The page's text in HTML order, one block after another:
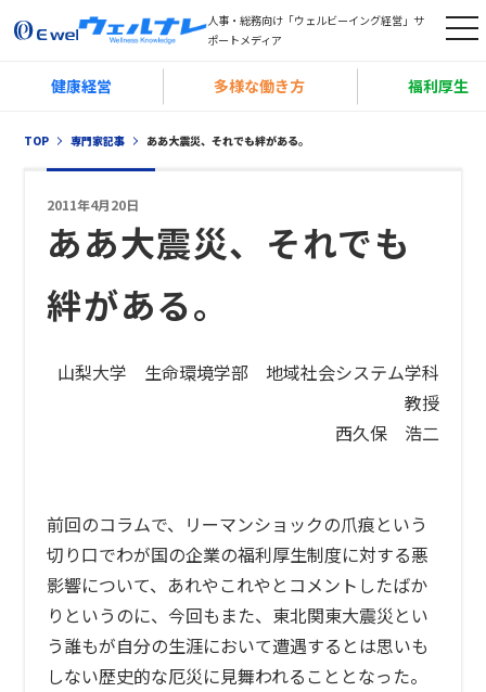
人事・総務向け「ウェルビーイング経営」サ
ポートメディア
t
g
健康経営 多様な働き方 福利厚生
TOP 専門家記事 ああ大震災、それでも絆がある。
2011年4月20日
ああ大震災、それでも
絆がある。
山梨大学 生命環境学部 地域社会システム学科
教授
西久保 浩二
前回のコラムで、リーマンショックの爪痕という
切り口でわが国の企業の福利厚生制度に対する悪
影響について、あれやこれやとコメントしたばか
りというのに、今回もまた、東北関東大震災とい
う誰もが自分の生涯において遭遇するとは思いも
しない歴史的な厄災に見舞われることとなった。